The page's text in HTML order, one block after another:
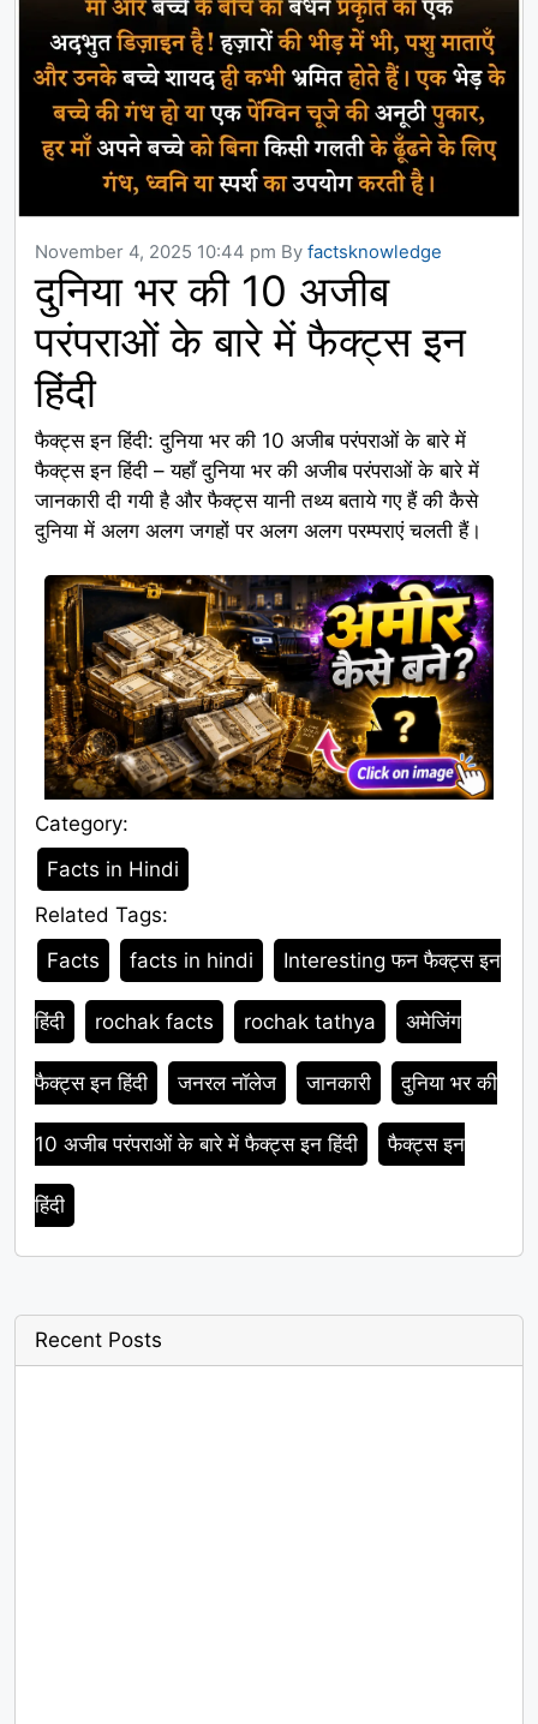
November 4, 2025 10:44 pm By factsknowledge
दुनिया भर की 10 अजीब
परंपराओं के बारे में फैक्ट्स इन
हिंदी
फैक्ट्स इन हिंदी: दुनिया भर की 10 अजीब परंपराओं के बारे में
फैक्ट्स इन हिंदी – यहाँ दुनिया भर की अजीब परंपराओं के बारे में
जानकारी दी गयी है और फैक्ट्स यानी तथ्य बताये गए हैं की कैसे
दुनिया में अलग अलग जगहों पर अलग अलग परम्पराएं चलती हैं।
Category:
Category
Facts in Hindi
Related Tags:
Tags
Facts facts in hindi Interesting फन फैक्ट्स इन
हिंदी rochak facts rochak tathya अमेजिंग
फैक्ट्स इन हिंदी जनरल नॉलेज जानकारी दुनिया भर की
10 अजीब परंपराओं के बारे में फैक्ट्स इन हिंदी फैक्ट्स इन
हिंदी
Recent Posts